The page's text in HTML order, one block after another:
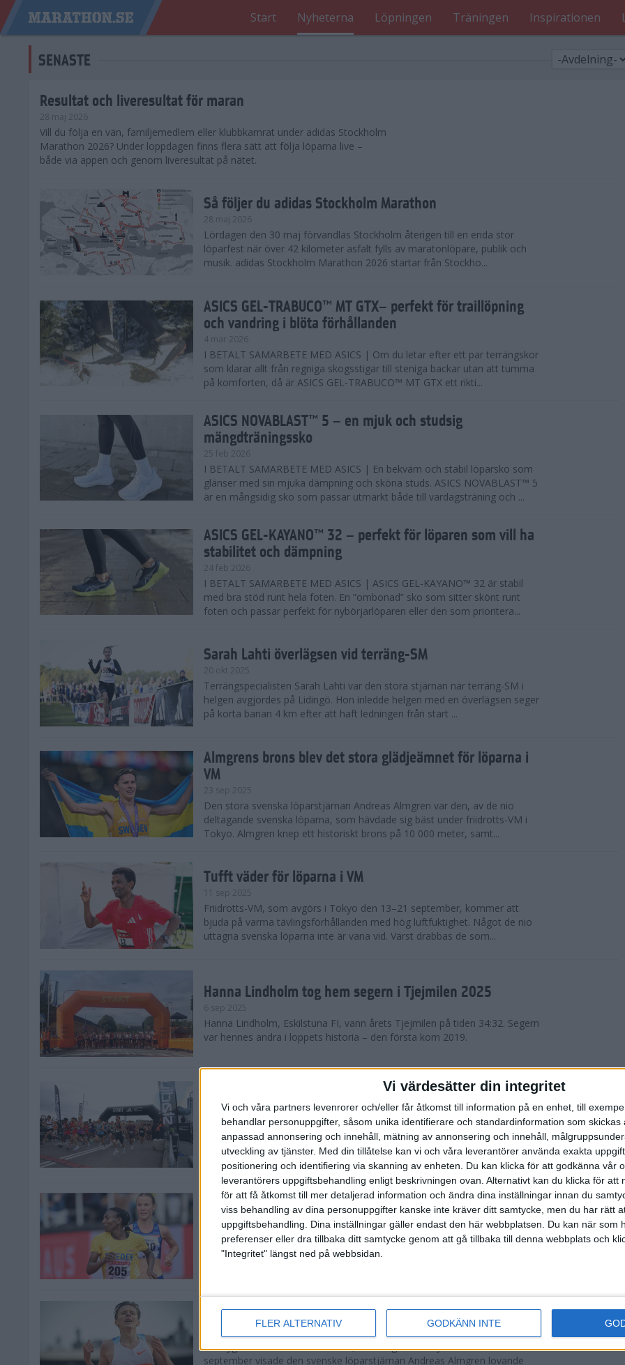
Vi värdesätter din integritet
Vi och våra partners levenrorer och/eller får åtkomst till information på en enhet, till
behandlar personuppgifter, såsom unika identifierare och standardinformation som skickas
anpassad annonsering och innehåll, mätning av annonsering och innehåll,
utveckling av tjänster. Med din tillåtelse kan vi och våra leverantörer använda exakta
positionering och identifiering via skanning av enheten. Du kan klicka för att godkänna vår
leverantörers uppgiftsbehandling enligt beskrivningen ovan. Alternativt kan du klicka för att
för att få åtkomst till mer detaljerad information och ändra dina inställningar innan du
viss behandling av dina personuppgifter kanske inte kräver ditt samtycke, men du har rätt
uppgiftsbehandling. Dina inställningar gäller endast den här webbplatsen. Du kan när som
preferenser eller dra tillbaka ditt samtycke genom att gå tillbaka till denna webbplats och
"Integritet" längst ned på webbsidan.
FLER ALTERNATIV GODKÄNN INTE
Start Nyheterna Löpningen Träningen Inspirationen
SENASTE
Resultat och liveresultat för maran
28 maj 2026
​Vill du följa en vän, familjemedlem eller klubbkamrat under adidas Stockholm
Marathon 2026? Under loppdagen finns flera sätt att följa löparna live –
både via appen och genom liveresultat på nätet.
Så följer du adidas Stockholm Marathon
28 maj 2026
Lördagen den 30 maj förvandlas Stockholm återigen till en enda stor
löparfest när över 42 kilometer asfalt fylls av maratonlöpare, publik och
musik. adidas Stockholm Marathon 2026 startar från Stockho...
ASICS GEL-TRABUCO™ MT GTX– perfekt för traillöpning
och vandring i blöta förhållanden
4 mar 2026
I BETALT SAMARBETE MED ASICS | Om du letar efter ett par terrängskor
som klarar allt från regniga skogsstigar till steniga backar utan att tumma
på komforten, då är ASICS GEL-TRABUCO™ MT GTX ett rikti...
ASICS NOVABLAST™ 5 – en mjuk och studsig
mängdträningssko
25 feb 2026
I BETALT SAMARBETE MED ASICS | En bekväm och stabil löparsko som
glänser med sin mjuka dämpning och sköna studs. ASICS NOVABLAST™ 5
är en mångsidig sko som passar utmärkt både till vardagsträning och ...
ASICS GEL-KAYANO™ 32 – perfekt för löparen som vill ha
stabilitet och dämpning
24 feb 2026
I BETALT SAMARBETE MED ASICS | ASICS GEL-KAYANO™ 32 är stabil
med bra stöd runt hela foten. En ”ombonad” sko som sitter skönt runt
foten och passar perfekt för nybörjarlöparen eller den som prioritera...
Sarah Lahti överlägsen vid terräng-SM
20 okt 2025
Terrängspecialisten Sarah Lahti var den stora stjärnan när terräng-SM i
helgen avgjordes på Lidingö. Hon inledde helgen med en överlägsen seger
på korta banan 4 km efter att haft ledningen från start ...
Almgrens brons blev det stora glädjeämnet för löparna i
VM
23 sep 2025
Den stora svenska löparstjärnan Andreas Almgren var den, av de nio
deltagande svenska löparna, som hävdade sig bäst under friidrotts-VM i
Tokyo. Almgren knep ett historiskt brons på 10 000 meter, samt...
Tufft väder för löparna i VM
11 sep 2025
Friidrotts-VM, som avgörs i Tokyo den 13–21 september, kommer att
bjuda på varma tävlingsförhållanden med hög luftfuktighet. Något de nio
uttagna svenska löparna inte är vana vid. Värst drabbas de som...
Hanna Lindholm tog hem segern i Tjejmilen 2025
6 sep 2025
Hanna Lindholm, Eskilstuna FI, vann årets Tjejmilen på tiden 34:32. Segern
var hennes andra i loppets historia – den första kom 2019.
Snabbaste segertiden på 12 år i rekordstort adidas
Stockholm Halvmaraton
30 aug 2025
Ett slutsålt och rekordstort adidas Stockholm Halvmaraton avgjordes i
nästintill perfekt löparväder. 18 grader, mulet och väldigt lite vind. Totalt
var 19,866 löpare anmälda, varav 15,807 kom till sta...
Löparna viktiga när Sverige vann Finnkampen
26 aug 2025
Den hundrade upplagan av Finnkampen, världens äldsta och största
landskamp i friidrott, avgjordes inför fullsatta läktare på Stockholms
Svenskt rekord när Almgren testade VM-formen
En dryg månad före friidrotts-VM, som avgörs i Tokyo den 13-21
september visade den svenske löparstjärnan Andreas Almgren lovande